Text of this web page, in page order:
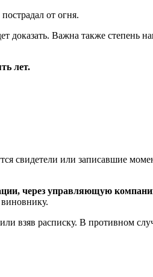
от огня.
доказать. Важна также степень
лет.
свидетели или записавшие
через управляющую
взяв расписку. В противном